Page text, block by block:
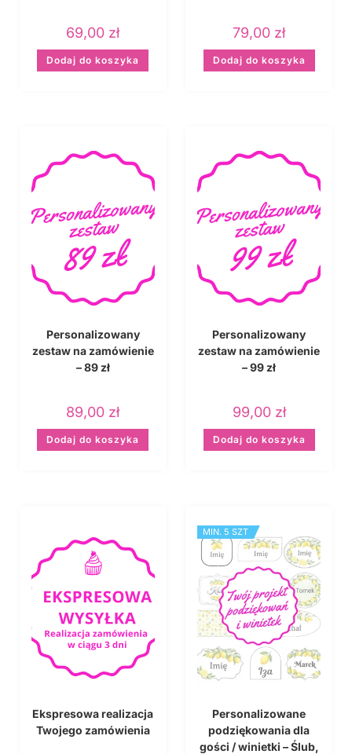
69,00 zł
Dodaj do koszyka
79,00 zł
Dodaj do koszyka
Personalizowany
zestaw na zamówienie
– 89 zł
89,00 zł
Dodaj do koszyka
Personalizowany
zestaw na zamówienie
– 99 zł
99,00 zł
Dodaj do koszyka
Ekspresowa realizacja
Twojego zamówienia
MIN. 5 SZT
Personalizowane
podziękowania dla
gości / winietki – Ślub,